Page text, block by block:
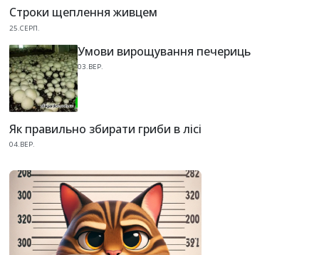
Строки щеплення живцем
25.СЕРП.
Умови вирощування печериць
03.ВЕР.
Як правильно збирати гриби в лісі
04.ВЕР.